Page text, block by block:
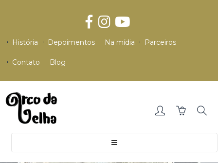
História Depoimentos Na mídia Parceiros
Contato Blog